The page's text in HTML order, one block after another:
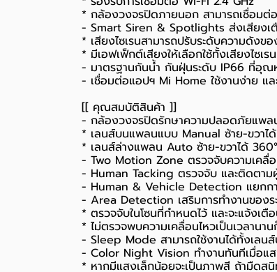
* กล้องวงจรปิดภายนอก สามารถเชื่อม
- Smart Siren & Spotlights ส่งเสียงเ
* เสียงไซเรนสามารถปรับระดับความดัง
* มีเอฟเฟ็กต์เสียงให้เลือกใช้ทั้งเสียงไซเ
- มาตรฐานกันน้ำ กันฝุ่นระดับ IP66 ที่อุ
- เชื่อมต่อแอปฯ Mi Home ใช้งานง่าย แล
[[ คุณสมบัติสินค้า ]]
- กล้องวงจรปิดรักษาความปลอดภัยแพล
* เลนส์บนแพลนแบบ Manual ซ้าย-ขวาไ
* เลนส์ล่างแพลน Auto ซ้าย-ขวาได้
- Two Motion Zone ตรวจจับความเคลื่
- Human Tacking ตรวจจับ และติดตามผู้
- Human & Vehicle Detection แยกก
- Area Detection เสริมการทำงานของ
* ตรวจจับในโซนที่กำหนดไว้ และจะแจ้งเ
* ไม่ตรวจพบความเคลื่อนไหวเป็นเวลานา
- Sleep Mode สามารถใช้งานได้ทั้งเลน
- Color Night Vision ทำงานทันทีเมื่อแ
* หากมีแสงเล็กน้อยจะเป็นภาพสี ถ้ามืดสนิ